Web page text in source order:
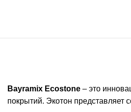
Bayramix Ecostone – это
покрытий. Экотон представляет